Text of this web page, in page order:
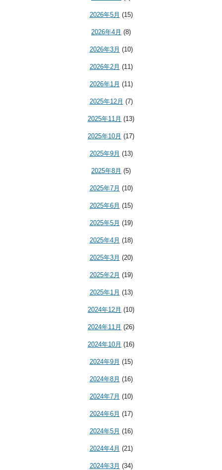
2026年5月 (15)
2026年4月 (8)
2026年3月 (10)
2026年2月 (11)
2026年1月 (11)
2025年12月 (7)
2025年11月 (13)
2025年10月 (17)
2025年9月 (13)
2025年8月 (5)
2025年7月 (10)
2025年6月 (15)
2025年5月 (19)
2025年4月 (18)
2025年3月 (20)
2025年2月 (19)
2025年1月 (13)
2024年12月 (10)
2024年11月 (26)
2024年10月 (16)
2024年9月 (15)
2024年8月 (16)
2024年7月 (10)
2024年6月 (17)
2024年5月 (16)
2024年4月 (21)
2024年3月 (34)